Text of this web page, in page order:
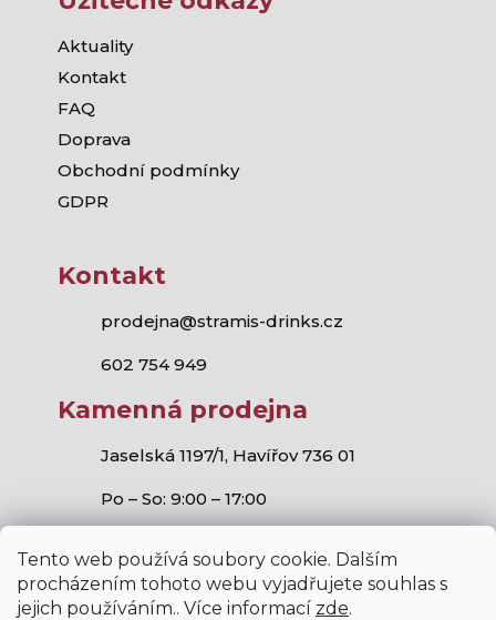
Tento web používá soubory cookie. Dalším
procházením tohoto webu vyjadřujete souhlas s
jejich používáním.. Více informací zde.
Aktuality
Kontakt
FAQ
Doprava
Obchodní podmínky
GDPR
Kontakt
prodejna@stramis-drinks.cz
602 754 949
Kamenná prodejna
Jaselská 1197/1, Havířov 736 01
Po – So: 9:00 – 17:00